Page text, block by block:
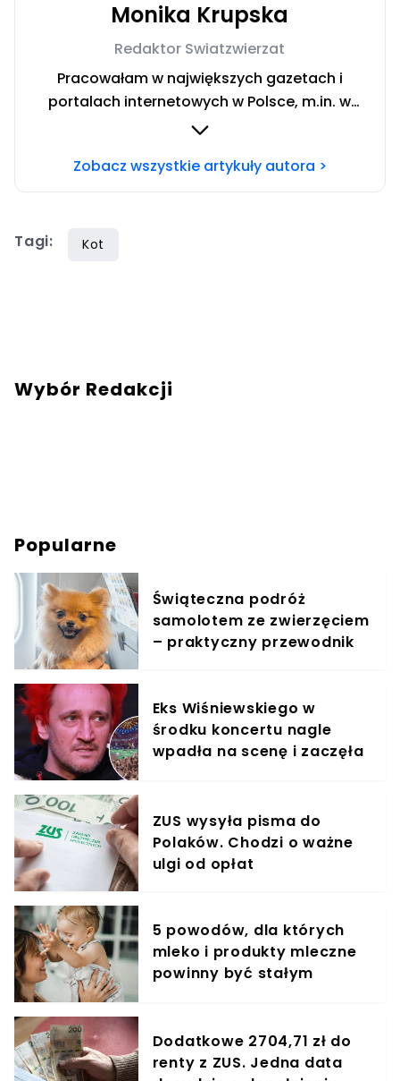
Monika Krupska
Redaktor Swiatzwierzat
Pracowałam w największych gazetach i
portalach internetowych w Polsce, m.in. w
dzienniku Super Express czy w portalach:
Obecnie współtworzę portal swiatzwierzat.pl.
monika.krupska@swiatzwierzat.pl
Zobacz wszystkie artykuły autora >
Tagi: Kot
Wybór Redakcji
Popularne
Świąteczna podróż
samolotem ze zwierzęciem
– praktyczny przewodnik
Eks Wiśniewskiego w
środku koncertu nagle
wpadła na scenę i zaczęła
ZUS wysyła pisma do
Polaków. Chodzi o ważne
ulgi od opłat
5 powodów, dla których
mleko i produkty mleczne
powinny być stałym
Dodatkowe 2704,71 zł do
renty z ZUS. Jedna data